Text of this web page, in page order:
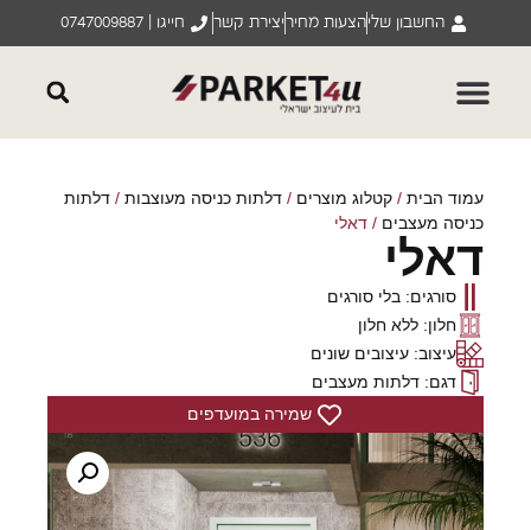
החשבון שליהצעות מחיריצירת קשר חייגו | 0747009887
עמוד הבית/קטלוג מוצרים/דלתות כניסה מעוצבות/דלתות
כניסה מעצבים/ דאלי
דאלי
סורגים: בלי סורגים
חלון: ללא חלון
עיצוב: עיצובים שונים
דגם: דלתות מעצבים
שמירה במועדפים